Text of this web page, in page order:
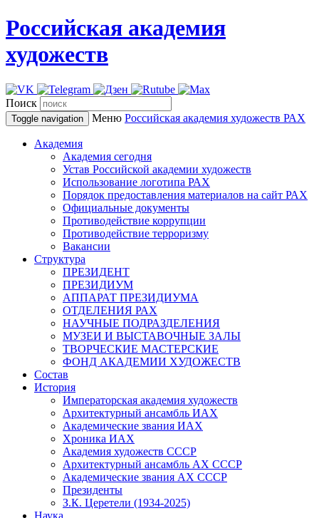
Российская академия
художеств
Поиск
Toggle navigation Меню Российская академия художеств РАХ
Академия
Академия сегодня
Устав Российской академии художеств
Использование логотипа РАХ
Порядок предоставления материалов на сайт РАХ
Официальные документы
Противодействие коррупции
Противодействие терроризму
Вакансии
Структура
ПРЕЗИДЕНТ
ПРЕЗИДИУМ
АППАРАТ ПРЕЗИДИУМА
ОТДЕЛЕНИЯ РАХ
НАУЧНЫЕ ПОДРАЗДЕЛЕНИЯ
МУЗЕИ И ВЫСТАВОЧНЫЕ ЗАЛЫ
ТВОРЧЕСКИЕ МАСТЕРСКИЕ
ФОНД АКАДЕМИИ ХУДОЖЕСТВ
Состав
История
Императорская академия художеств
Архитектурный ансамбль ИАХ
Академические звания ИАХ
Хроника ИАХ
Академия художеств СССР
Архитектурный ансамбль АХ СССР
Академические звания АХ СССР
Президенты
З.К. Церетели (1934-2025)
Наука